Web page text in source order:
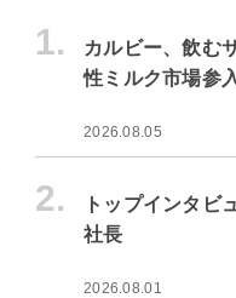
1.
カルビー、飲む
性ミルク市場参
2026.08.05
2.
トップインタビ
社長
2026.08.01